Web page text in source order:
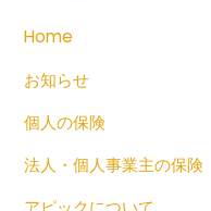
Home
お知らせ
個人の保険
法人・個人事業主の保険